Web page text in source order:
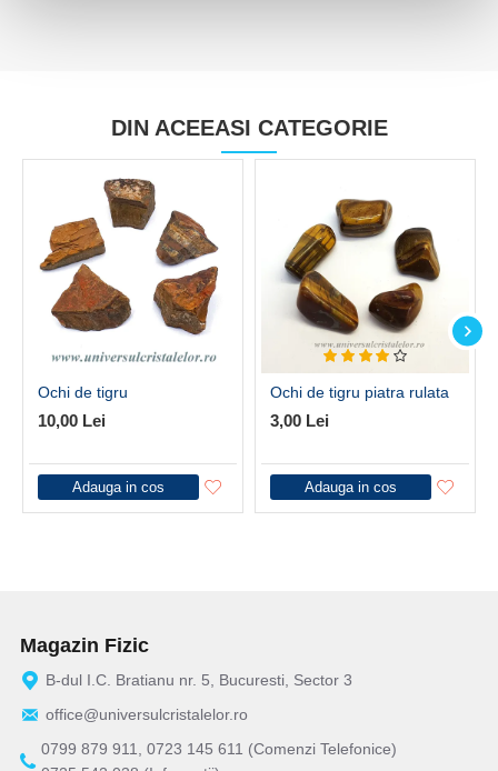
DIN ACEEASI CATEGORIE
Ochi de tigru
10,00 Lei
Adauga in cos
Ochi de tigru piatra rulata
3,00 Lei
Adauga in cos
Magazin Fizic
B-dul I.C. Bratianu nr. 5, Bucuresti, Sector 3
office@universulcristalelor.ro
0799 879 911, 0723 145 611 (Comenzi Telefonice)